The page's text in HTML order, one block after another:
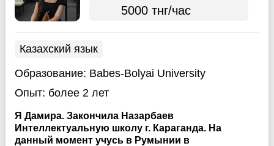
5000 тнг/час
Казахский язык
Образование: Babes-Bolyai University
Опыт: более 2 лет
Я Дамира. Закончила Назарбаев
Интеллектуальную школу г. Караганда. На
данный момент учусь в Румынии в